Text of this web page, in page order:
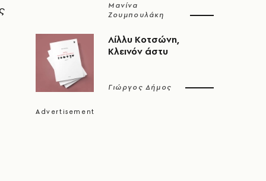
Μανίνα
Ζουμπουλάκη
Λίλλυ Κοτσώνη,
Κλεινόν άστυ
Γιώργος Δήμος